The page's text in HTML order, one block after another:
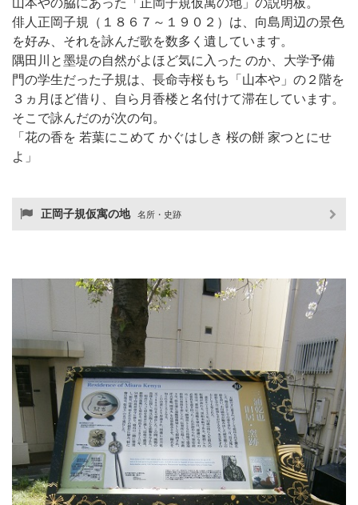
山本やの脇にあった「正岡子規仮寓の地」の説明板。
俳人正岡子規（１８６７～１９０２）は、向島周辺の景色
を好み、それを詠んだ歌を数多く遺しています。
隅田川と墨堤の自然がよほど気に入った のか、大学予備
門の学生だった子規は、長命寺桜もち「山本や」の２階を
３ヵ月ほど借り、自ら月香楼と名付けて滞在しています。
そこで詠んだのが次の句。
「花の香を 若葉にこめて かぐはしき 桜の餅 家つとにせ
よ」
正岡子規仮寓の地 名所・史跡